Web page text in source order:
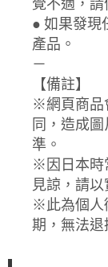
● 如果發
產品。
－
【備註】
※網頁商品
同，造成
準。
※因日本時
見諒，請以
※此為個人
期，無法退